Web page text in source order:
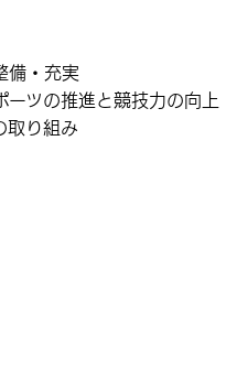
備・充実
ーツの推進と競技力の向上
取り組み